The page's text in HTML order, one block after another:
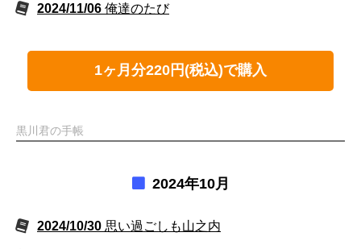
2024/11/06 俺達のたび
1ヶ月分220円(税込)で購入
黒川君の手帳
2024年10月
2024/10/30 思い過ごしも山之内